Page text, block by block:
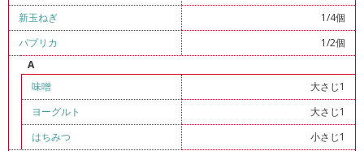
新玉ねぎ
1/4個
パプリカ
1/2個
A
味噌
大さじ1
ヨーグルト
大さじ1
はちみつ
小さじ1